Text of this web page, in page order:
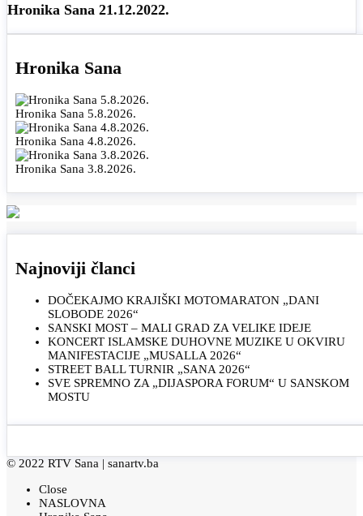
Hronika Sana 21.12.2022.
Hronika Sana
Hronika Sana 5.8.2026.
Hronika Sana 4.8.2026.
Hronika Sana 3.8.2026.
Najnoviji članci
DOČEKAJMO KRAJIŠKI MOTOMARATON „DANI
SLOBODE 2026“
SANSKI MOST – MALI GRAD ZA VELIKE IDEJE
KONCERT ISLAMSKE DUHOVNE MUZIKE U OKVIRU
MANIFESTACIJE „MUSALLA 2026“
STREET BALL TURNIR „SANA 2026“
SVE SPREMNO ZA „DIJASPORA FORUM“ U SANSKOM
MOSTU
© 2022 RTV Sana | sanartv.ba
Close
NASLOVNA